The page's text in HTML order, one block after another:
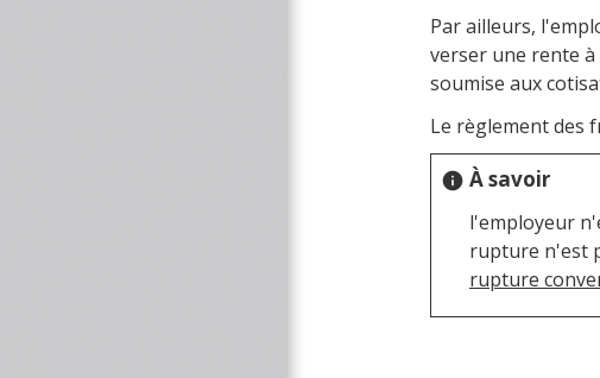
Par ailleurs,
verser une rente
soumise aux
Le règlement des
info À savoir
l'employeur
rupture n'est
rupture